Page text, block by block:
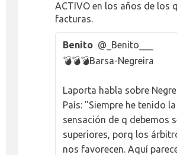
ACTIVO en los años de los
facturas.
Benito @_Benito___
💣💣💣Barsa-Negreira
Laporta habla sobre
País: "Siempre he tenido la
sensación de q debemos
superiores, porq los
nos favorecen. Aquí